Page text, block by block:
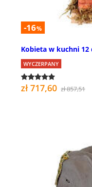
-16%
Kobieta w kuchni
WYCZERPANY
zł 717,60 zł 857,51